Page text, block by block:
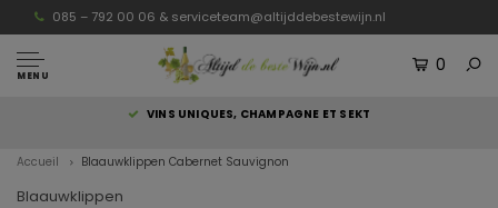
085 – 792 00 06 & serviceteam@altijddebestewijn.nl
MENU
0
VINS UNIQUES, CHAMPAGNE ET SEKT
Accueil Blaauwklippen Cabernet Sauvignon
Blaauwklippen